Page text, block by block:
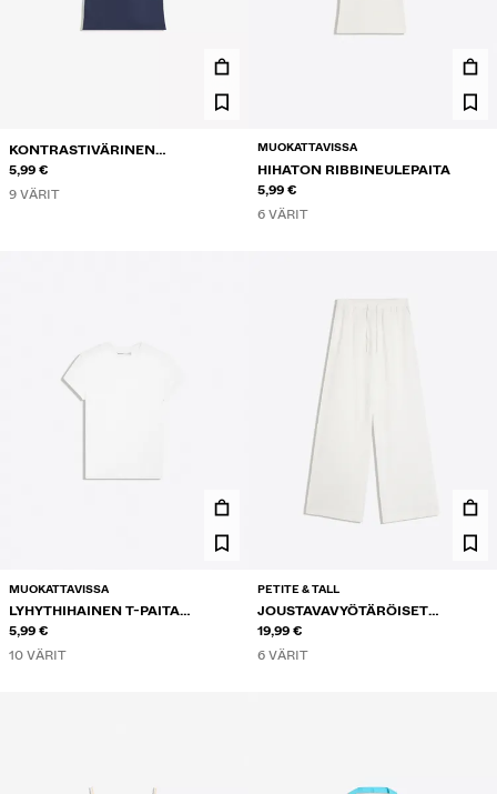
KONTRASTIVÄRINEN
NARUTOPPI
5,99 €
9 VÄRIT
MUOKATTAVISSA
HIHATON RIBBINEULEPAITA
5,99 €
6 VÄRIT
MUOKATTAVISSA
LYHYTHIHAINEN T-PAITA
PYÖREÄLLÄ KAULA-AUKOLLA
5,99 €
10 VÄRIT
PETITE & TALL
JOUSTAVAVYÖTÄRÖISET
HOUSUT
19,99 €
6 VÄRIT